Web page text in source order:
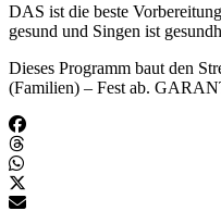
DAS ist die beste
gesund und Singen ist
Dieses Programm baut den
(Familien) – Fest ab.